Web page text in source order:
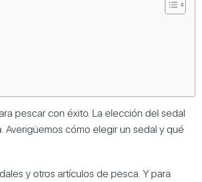
pescar con éxito. La elección del sedal
cómo elegir un sedal y qué
y otros artículos de pesca. Y para